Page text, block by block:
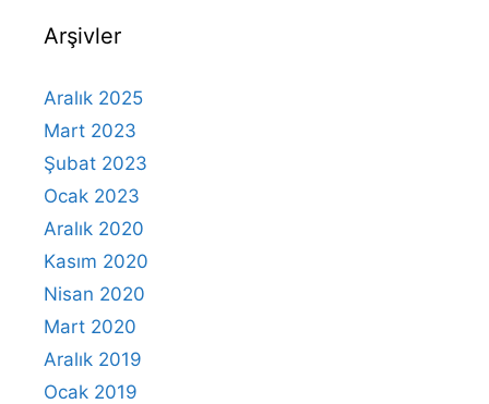
Arşivler
Aralık 2025
Mart 2023
Şubat 2023
Ocak 2023
Aralık 2020
Kasım 2020
Nisan 2020
Mart 2020
Aralık 2019
Ocak 2019